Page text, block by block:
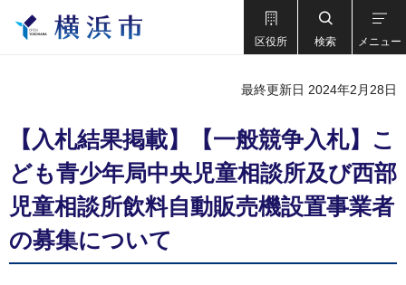
区役所 検索 メニュー
最終更新日 2024年2月28日
【入札結果掲載】【一般競争入札】こ
ども青少年局中央児童相談所及び西部
児童相談所飲料自動販売機設置事業者
の募集について